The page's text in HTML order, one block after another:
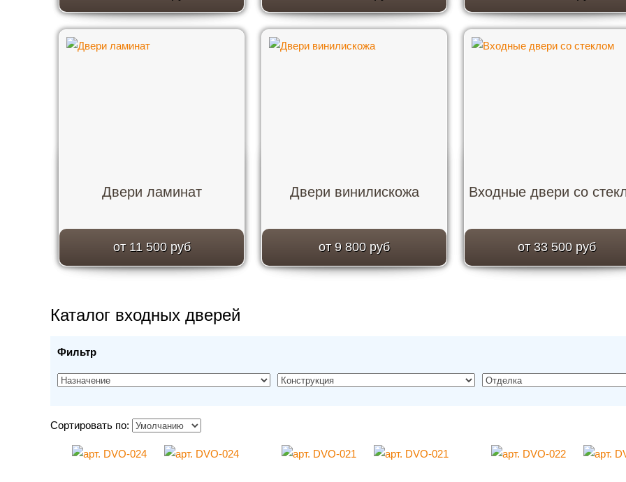
Двери ламинат
от 11 500 руб
Двери винилискожа
от 9 800 руб
Входные двери со
от 33 500 руб
Каталог входных дверей
Фильтр
Сортировать по: